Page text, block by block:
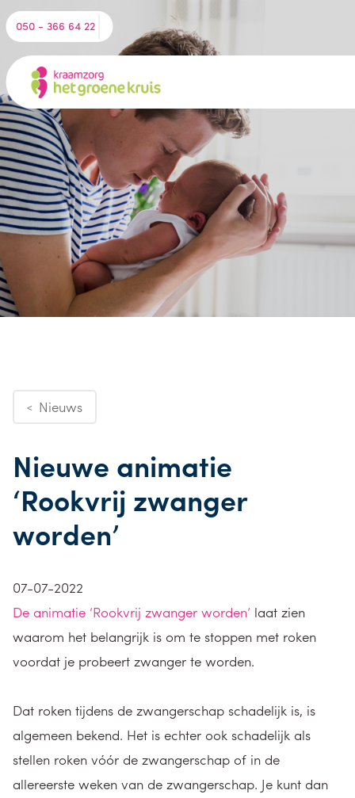
050 - 366 64 22
< Nieuws
Nieuwe animatie
‘Rookvrij zwanger
worden’
07-07-2022
De animatie ‘Rookvrij zwanger worden’ laat zien
waarom het belangrijk is om te stoppen met roken
voordat je probeert zwanger te worden.
Dat roken tijdens de zwangerschap schadelijk is, is
algemeen bekend. Het is echter ook schadelijk als
stellen roken vóór de zwangerschap of in de
allereerste weken van de zwangerschap. Je kunt dan